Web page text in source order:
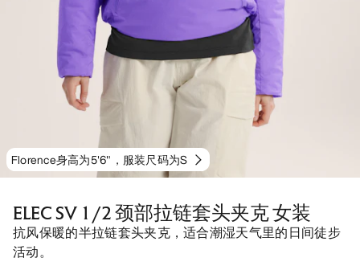
Florence身高为5'6"，服装尺码为S
ELEC SV 1/2 颈部拉链套头夹克 女装
抗风保暖的半拉链套头夹克，适合潮湿天气里的日间徒步
活动。